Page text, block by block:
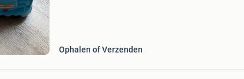
Ophalen of Verzenden